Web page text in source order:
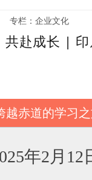
专栏： 企业文化
共赴成长 |
越赤道的学习
年2月